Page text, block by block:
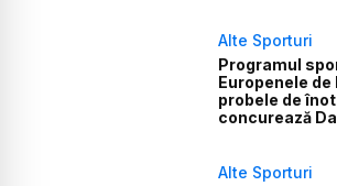
Alte Sporturi
Programul
Europenele de
probele de
concurează
Alte Sporturi